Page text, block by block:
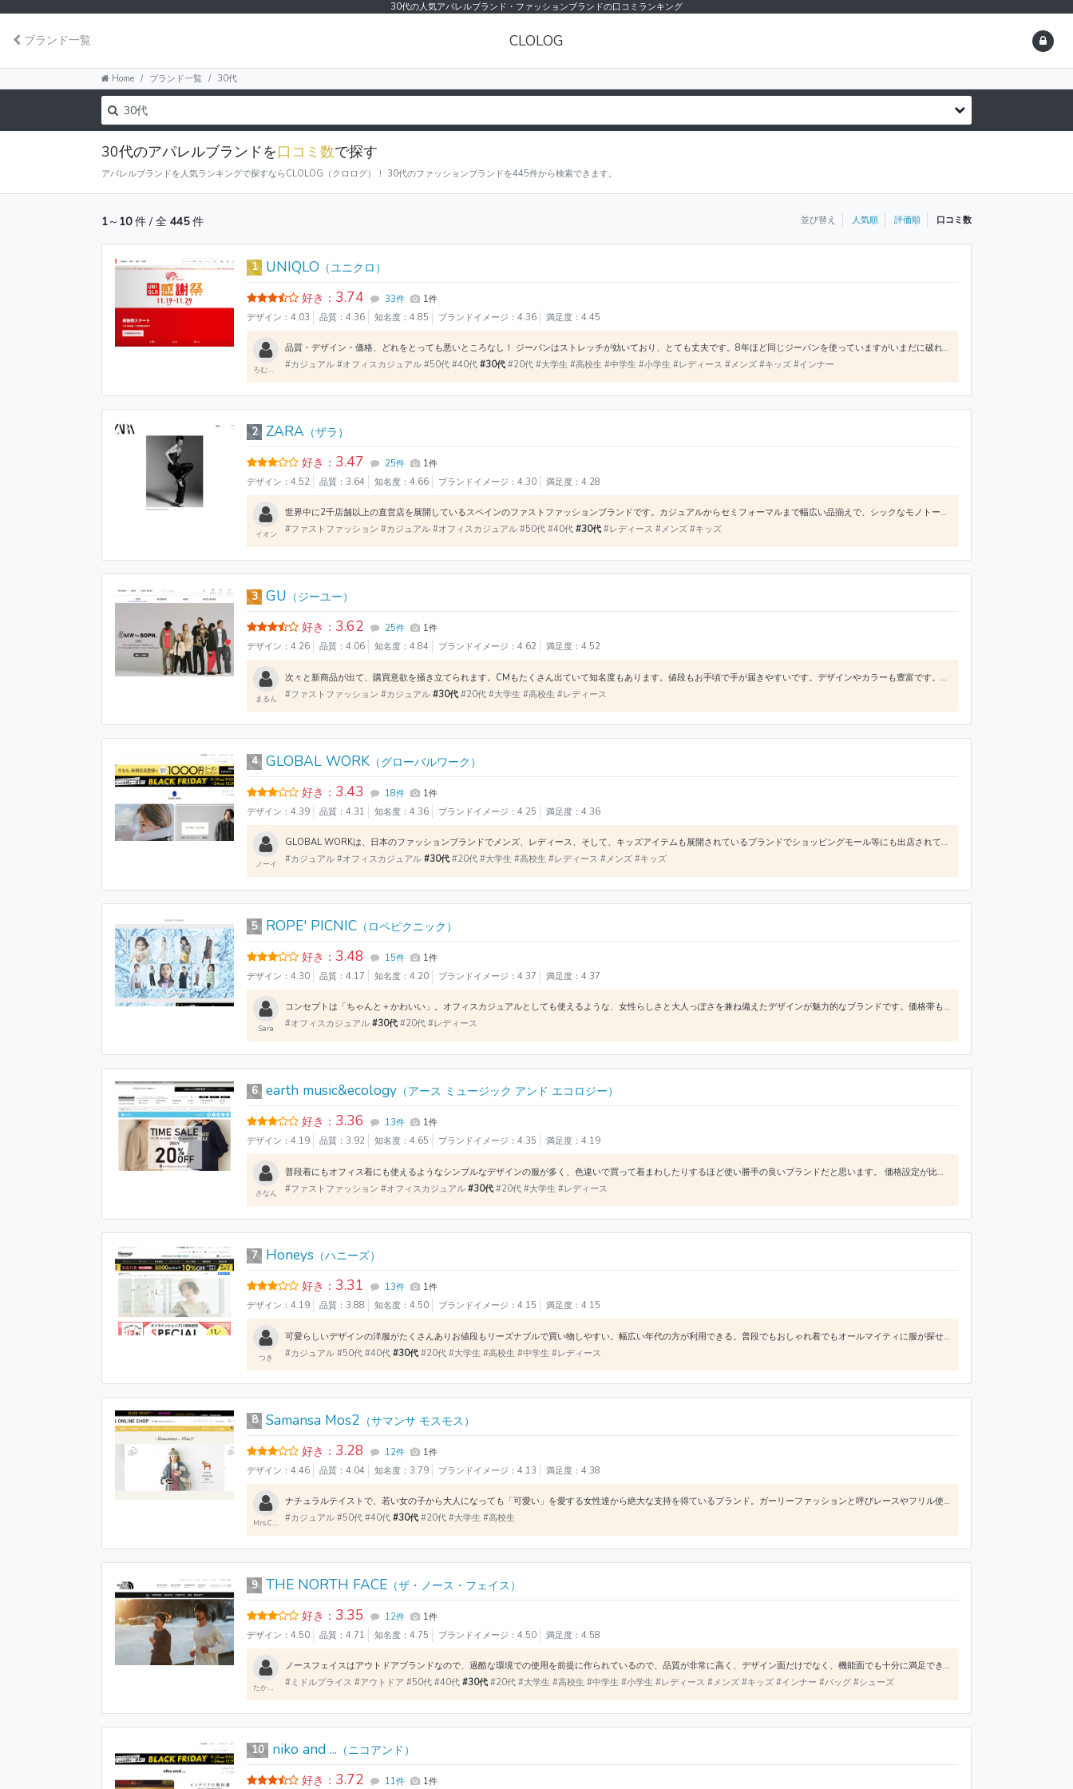
30代の人気アパレルブランド・ファッションブランドの口コミランキング
ブランド一覧 CLOLOG
Home ブランド一覧 30代
30代のアパレルブランドを口コミ数で探す
アパレルブランドを人気ランキングで探すならCLOLOG（クロログ）！ 30代のファッションブランドを445件から検索できます。
1～ 10件 / 全 445件 並び替え 人気順 評価順 口コミ数
1 UNIQLO（ユニクロ）
好き： 3.74 33件
1件
デザイン：4.03
品質：4.36 知名度：4.85 ブランドイメージ：4.36 満足度：4.45
ろむっく
品質・デザイン・価格、どれをとっても悪いところなし！ ジーパンはストレッチが効いており、とても丈夫です。8年ほど同じジーパンを使っていますがいまだに破れ等のダメージはありません カジュアル・ビジネスカジュアル・シンプルにまとめたい人なんかにおすすめです！ ヒートテックは年々進化しておりとても重宝しています
#カジュアル #オフィスカジュアル #50代 #40代#30代 #20代 #大学生 #高校生 #中学生 #小学生 #レディース #メンズ #キッズ #インナー
2 ZARA （ザラ）
好き： 3.47 25件
1件
デザイン：4.52
品質：3.64 知名度：4.66 ブランドイメージ：4.30 満足度：4.28
イオン
世界中に2千店舗以上の直営店を展開しているスペインのファストファッションブランドです。カジュアルからセミフォーマルまで幅広い品揃えで、シックなモノトーンスタイルが主流のブランドです。日本国内だけでも80店舗以上展開している有名ブランドです。
#ファストファッション #カジュアル #オフィスカジュアル #50代 #40代#30代 #レディース #メンズ #キッズ
3 GU （ジーユー）
好き： 3.62 25件
1件
デザイン：4.26
品質：4.06 知名度：4.84 ブランドイメージ：4.62 満足度：4.52
まるん
次々と新商品が出て、購買意欲を掻き立てられます。CMもたくさん出ていて知名度もあります。値段もお手頃で手が届きやすいです。デザインやカラーも豊富です。品質は値段相応ですが、ワンシーズン着るだけなら十分満足できます。
#ファストファッション #カジュアル#30代 #20代 #大学生 #高校生 #レディース
4 GLOBAL WORK（グローバルワーク）
好き： 3.43 18件
1件
デザイン：4.39
品質：4.31 知名度：4.36 ブランドイメージ：4.25 満足度：4.36
ノーイ
GLOBAL WORKは、日本のファッションブランドでメンズ、レディース、そして、キッズアイテムも展開されているブランドでショッピングモール等にも出店されています。 ナチュラルな雰囲気やテイストを軸に淡い色彩やシンプルなデザインが着る人の印象を柔らかく見せてくれます。また、前述したようにキッズも展開されているので家族合わせてコーディネートできる点も魅力です。どんな人にも好印象を持ってもらえやすい
#カジュアル #オフィスカジュアル#30代 #20代 #大学生 #高校生 #レディース #メンズ #キッズ
5 ROPE' PICNIC（ロペピクニック）
好き： 3.48 15件
1件
デザイン：4.30
品質：4.17 知名度：4.20 ブランドイメージ：4.37 満足度：4.37
Sara
コンセプトは「ちゃんと＋かわいい」。オフィスカジュアルとしても使えるような、女性らしさと大人っぽさを兼ね備えたデザインが魅力的なブランドです。価格帯もお手頃なので、綺麗めなファッションを安く揃えたい方にはピッタリです。
#オフィスカジュアル#30代 #20代 #レディース
6 earth music&ecology（アース ミュージック アンド エコロジー）
好き： 3.36 13件
1件
デザイン：4.19
品質：3.92 知名度：4.65 ブランドイメージ：4.35 満足度：4.19
さなん
普段着にもオフィス着にも使えるようなシンプルなデザインの服が多く、色違いで買って着まわしたりするほど使い勝手の良いブランドだと思います。 価格設定が比較的リーズナブルで手が届きやすいという点も愛用する理由の一つです。
#ファストファッション #オフィスカジュアル#30代 #20代 #大学生 #レディース
7 Honeys （ハニーズ）
好き： 3.31 13件
1件
デザイン：4.19
品質：3.88 知名度：4.50 ブランドイメージ：4.15 満足度：4.15
つき
可愛らしいデザインの洋服がたくさんありお値段もリーズナブルで買い物しやすい。幅広い年代の方が利用できる。普段でもおしゃれ着でもオールマイティに服が探せる。同じ種類の商品でも色のバリュエーションがたくさんあったりするのでお気にいりの色の服が見つかりやすいように思う。品質もそこまで気にするほど悪くないように感じる。
#カジュアル #50代 #40代#30代 #20代 #大学生 #高校生 #中学生 #レディース
8 Samansa Mos2 （サマンサ モスモス）
好き： 3.28 12件
1件
デザイン：4.46
品質：4.04 知名度：3.79 ブランドイメージ：4.13 満足度：4.38
Mrs.Cibber
ナチュラルテイストで、若い女の子から大人になっても「可愛い」を愛する女性達から絶大な支持を得ているブランド。ガーリーファッションと呼びレースやフリル使いが可愛いが過剰に使用されていないので20代くらいの若い女性にはもちろん、ナチュラル好きの40～60代の女性にも「可愛い」を楽しめる。いくつになっても可愛いものが大好きな人が好むブランドだと思う。ふんわりとした柔らかいイメージのシルエット感で、ブラウ
#カジュアル #50代 #40代#30代 #20代 #大学生 #高校生
9 THE NORTH FACE（ザ・ノース・フェイス）
好き： 3.35 12件
1件
デザイン：4.50
品質：4.71 知名度：4.75 ブランドイメージ：4.50 満足度：4.58
たかさん
ノースフェイスはアウトドアブランドなので、過酷な環境での使用を前提に作られているので、品質が非常に高く、デザイン面だけでなく、機能面でも十分に満足できるものがあります。おしゃれながらも全体としては落ち着いたデザインなので、着る人を選びませんし、日本で売られているものは日本で作られ、日本人サイズで作られているので、品質もフィット感もとても良いです。
#ミドルプライス #アウトドア #50代 #40代#30代 #20代 #大学生 #高校生 #中学生 #小学生 #レディース #メンズ #キッズ #インナー #バッグ #シューズ
10 niko and ... （ニコアンド）
好き： 3.72 11件 1件